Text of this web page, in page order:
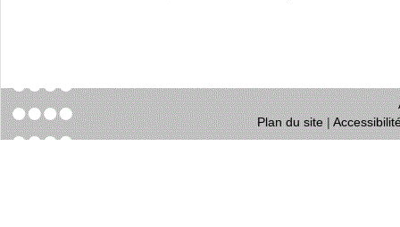
Plan du site|